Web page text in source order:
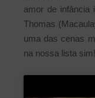
amor de infância
Thomas
uma das cenas
na nossa lista sim!